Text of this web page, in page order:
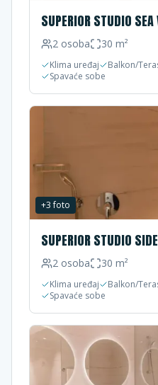
SUPERIOR STUDIO SEA
2 osoba 30 m²
Klima uređaj Balkon/
Spavaće sobe
+3foto
SUPERIOR STUDIO
2 osoba 30 m²
Klima uređaj Balkon/
Spavaće sobe